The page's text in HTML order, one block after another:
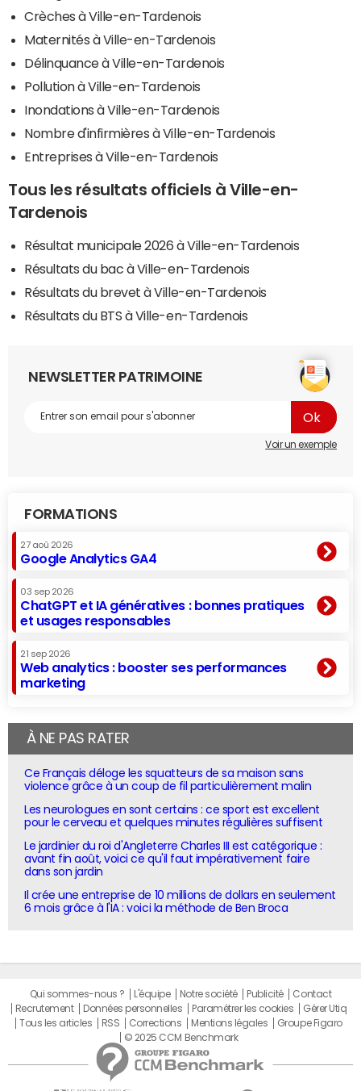
Crèches à Ville-en-Tardenois
Maternités à Ville-en-Tardenois
Délinquance à Ville-en-Tardenois
Pollution à Ville-en-Tardenois
Inondations à Ville-en-Tardenois
Nombre d'infirmières à Ville-en-Tardenois
Entreprises à Ville-en-Tardenois
Tous les résultats officiels à Ville-en-
Tardenois
Résultat municipale 2026 à Ville-en-Tardenois
Résultats du bac à Ville-en-Tardenois
Résultats du brevet à Ville-en-Tardenois
Résultats du BTS à Ville-en-Tardenois
NEWSLETTER PATRIMOINE
Voir un exemple
FORMATIONS
27 aoû 2026
Google Analytics GA4
03 sep 2026
ChatGPT et IA génératives : bonnes pratiques
et usages responsables
21 sep 2026
Web analytics : booster ses performances
marketing
À NE PAS RATER
Ce Français déloge les squatteurs de sa maison sans
violence grâce à un coup de fil particulièrement malin
Les neurologues en sont certains : ce sport est excellent
pour le cerveau et quelques minutes régulières suffisent
Le jardinier du roi d'Angleterre Charles III est catégorique :
avant fin août, voici ce qu'il faut impérativement faire
dans son jardin
Il crée une entreprise de 10 millions de dollars en seulement
6 mois grâce à l'IA : voici la méthode de Ben Broca
Qui sommes-nous ? L'équipe Notre société Publicité
Contact
Recrutement
Données personnelles Paramétrer les cookies
Gérer Utiq
Tous les articles
RSS Corrections Mentions légales
Groupe Figaro
© 2025 CCM Benchmark